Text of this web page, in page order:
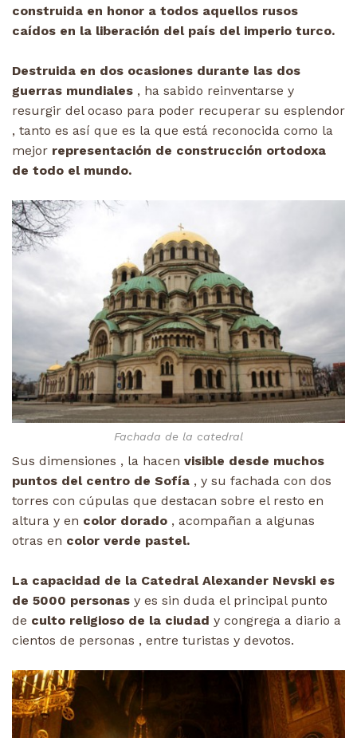
construida en honor a todos aquellos rusos
caídos en la liberación del país del imperio turco.
Destruida en dos ocasiones durante las dos
guerras mundiales , ha sabido reinventarse y
resurgir del ocaso para poder recuperar su esplendor
, tanto es así que es la que está reconocida como la
mejor representación de construcción ortodoxa
de todo el mundo.
Fachada de la catedral
Sus dimensiones , la hacen visible desde muchos
puntos del centro de Sofía , y su fachada con dos
torres con cúpulas que destacan sobre el resto en
altura y en color dorado , acompañan a algunas
otras en color verde pastel.
La capacidad de la Catedral Alexander Nevski es
de 5000 personas y es sin duda el principal punto
de culto religioso de la ciudad y congrega a diario a
cientos de personas , entre turistas y devotos.